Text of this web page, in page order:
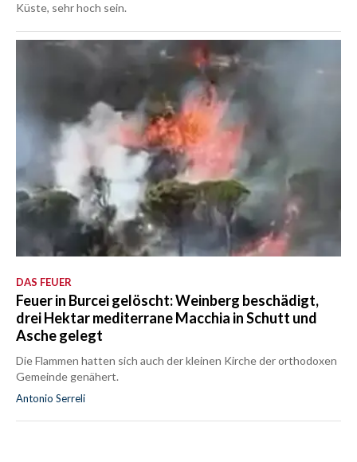
Küste, sehr hoch sein.
DAS FEUER
Feuer in Burcei gelöscht: Weinberg beschädigt,
drei Hektar mediterrane Macchia in Schutt und
Asche gelegt
Die Flammen hatten sich auch der kleinen Kirche der orthodoxen
Gemeinde genähert.
Antonio Serreli